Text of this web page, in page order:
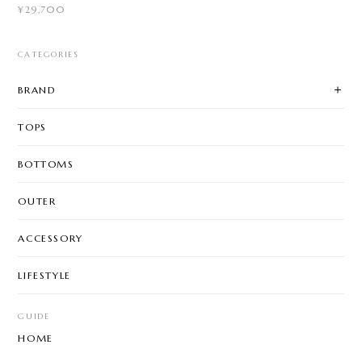
¥29,700
CATEGORIES
BRAND
TOPS
BOTTOMS
OUTER
ACCESSORY
LIFESTYLE
GUIDE
HOME